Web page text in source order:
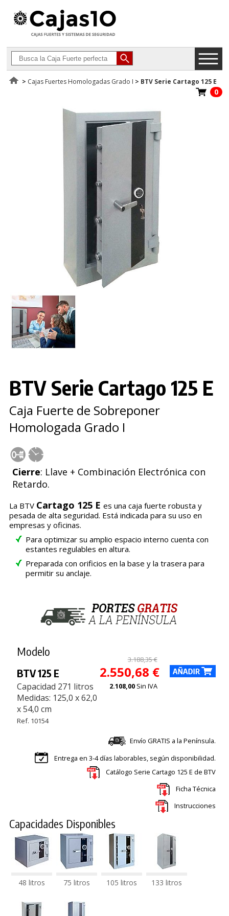
> Cajas Fuertes Homologadas Grado I > BTV Serie Cartago 125 E
0
BTV Serie Cartago 125 E
Caja Fuerte de Sobreponer
Homologada Grado I
Cierre: Llave + Combinación Electrónica con
Retardo.
La BTV Cartago 125 E es una caja fuerte robusta y
pesada de alta seguridad. Está indicada para su uso en
empresas y oficinas.
Para optimizar su amplio espacio interno cuenta con
estantes regulables en altura.
Preparada con orificios en la base y la trasera para
permitir su anclaje.
Modelo
BTV 125 E
Capacidad 271 litros
Medidas: 125,0 x 62,0
x 54,0 cm
Ref. 10154
3.188,35 €
2.550,68 €
2.108,00 Sin IVA
Envío GRATIS a la Península.
Entrega en 3-4 días laborables, según disponibilidad.
Catálogo Serie Cartago 125 E de BTV
Ficha Técnica
Instrucciones
Capacidades Disponibles
48 litros 75 litros 105 litros 133 litros